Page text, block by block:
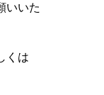
いいた
くは